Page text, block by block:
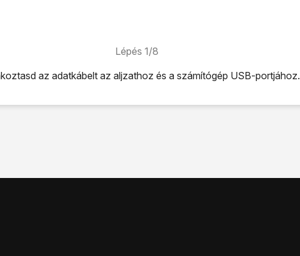
Lépés 1/8
az adatkábelt az aljzathoz és a számítógép USB-portjához.
lefele az ujjad.